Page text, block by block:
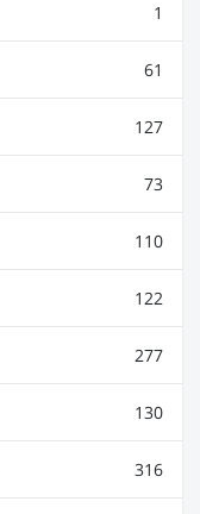
1
61
127
73
110
122
277
130
316